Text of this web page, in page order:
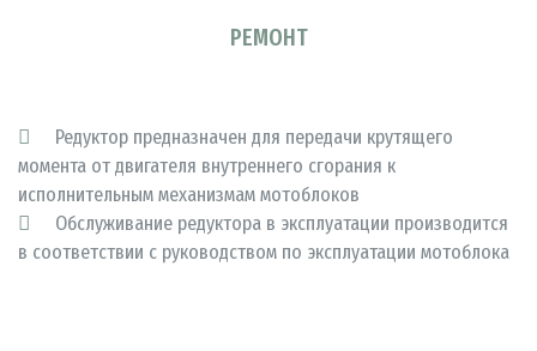
РЕМОНТ
Редуктор предназначен для передачи крутящего
момента от двигателя внутреннего сгорания к
исполнительным механизмам мотоблоков
Обслуживание редуктора в эксплуатации производится
в соответствии с руководством по эксплуатации мотоблока